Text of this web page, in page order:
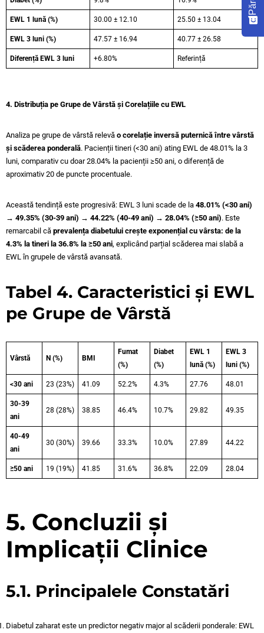
EWL 1 lună (%) 30.00 ± 12.10 25.50 ± 13.04
EWL 3 luni (%) 47.57 ± 16.94 40.77 ± 26.58
Diferență EWL 3 luni +6.80% Referință
4. Distribuția pe Grupe de Vârstă și Corelațiile cu EWL
Analiza pe grupe de vârstă relevă o corelație inversă puternică între vârstă
și scăderea ponderală. Pacienții tineri (<30 ani) ating EWL de 48.01% la 3
luni, comparativ cu doar 28.04% la pacienții ≥50 ani, o diferență de
aproximativ 20 de puncte procentuale.
Această tendință este progresivă: EWL 3 luni scade de la 48.01% (<30 ani)
→ 49.35% (30-39 ani) → 44.22% (40-49 ani) → 28.04% (≥50 ani). Este
remarcabil că prevalența diabetului crește exponențial cu vârsta: de la
4.3% la tineri la 36.8% la ≥50 ani, explicând parțial scăderea mai slabă a
EWL în grupele de vârstă avansată.
Tabel 4. Caracteristici și EWL
pe Grupe de Vârstă
Vârstă N (%) BMI
Fumat
(%)
Diabet
(%)
EWL 1
lună (%)
EWL 3
luni (%)
<30 ani 23 (23%) 41.09 52.2% 4.3% 27.76 48.01
30-39
ani
28 (28%) 38.85 46.4% 10.7% 29.82 49.35
40-49
ani
30 (30%) 39.66 33.3% 10.0% 27.89 44.22
≥50 ani 19 (19%) 41.85 31.6% 36.8% 22.09 28.04
5. Concluzii și
Implicații Clinice
5.1. Principalele Constatări
Diabetul zaharat este un predictor negativ major al scăderii ponderale: EWL